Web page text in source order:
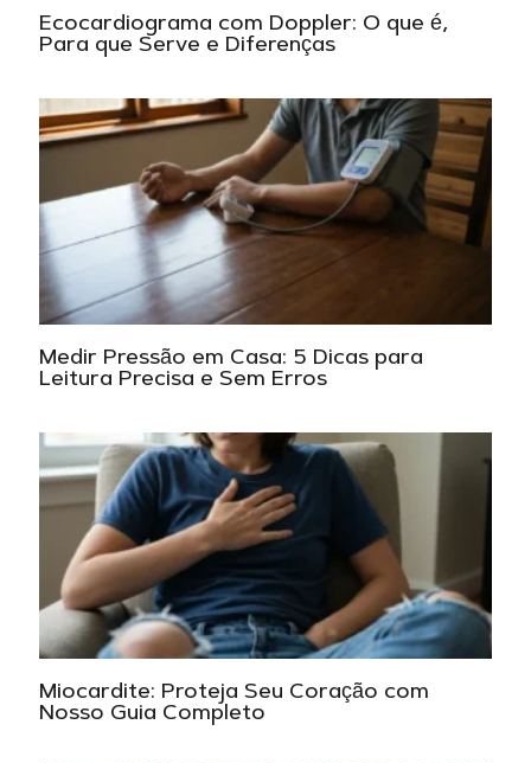
Ecocardiograma com Doppler: O que é,
Para que Serve e Diferenças
Medir Pressão em Casa: 5 Dicas para
Leitura Precisa e Sem Erros
Miocardite: Proteja Seu Coração com
Nosso Guia Completo